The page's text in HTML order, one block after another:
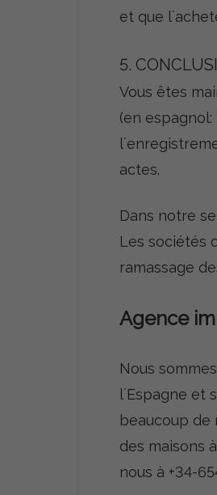
et que
5.
Vous êtes
(en
actes.
Dans notre
Les sociétés
ramassage
Agence
Nous
l´Espagne et
beaucoup de
des maisons
nous à +34-